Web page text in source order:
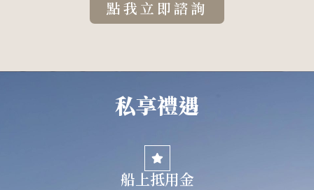
點我立即諮詢
私享禮遇
船上抵用金